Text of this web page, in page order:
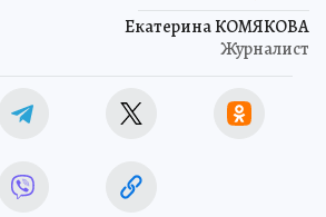
Екатерина КОМЯКОВА
Журналист